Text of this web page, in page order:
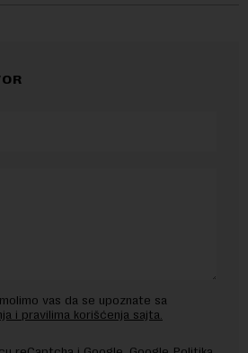
vas da se upoznate sa
i pravilima korišćenja sajta.